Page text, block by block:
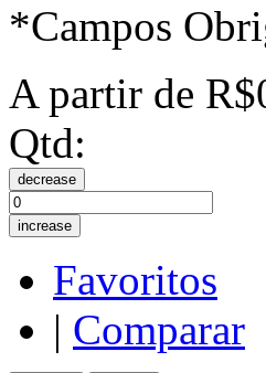
*Campos
A partir de
Qtd:
decrease
increase
Favoritos
| Comparar